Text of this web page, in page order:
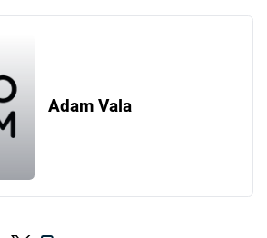
Adam Vala